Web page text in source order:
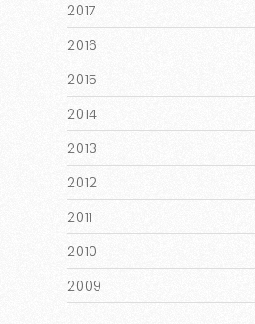
2017
2016
2015
2014
2013
2012
2011
2010
2009